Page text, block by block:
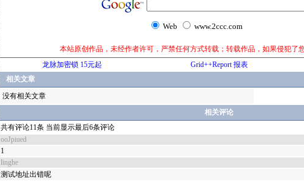
Web www.2ccc.com
本站原创作品，未经作者许可，严禁任何方式转载；转载作品，如果侵犯了
龙脉加密锁 15元起
Grid++Report 报表
相关文章
没有相关文章
相关评论
共有评论11条 当前显示最后6条评论
ooJpiued
1
linghe
测试地址出错呢